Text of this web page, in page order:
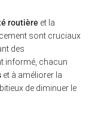
routière et la
sont cruciaux
des
informé, chacun
et à améliorer la
de diminuer le